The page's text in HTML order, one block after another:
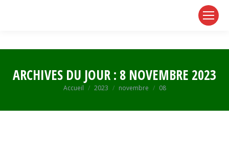
ARCHIVES DU JOUR : 8 NOVEMBRE 2023
Vous êtes ici :
Accueil 2023 novembre 08